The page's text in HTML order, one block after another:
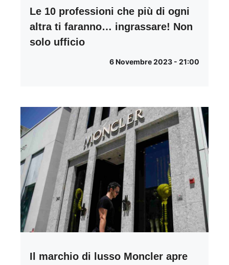
Le 10 professioni che più di ogni
altra ti faranno… ingrassare! Non
solo ufficio
6 Novembre 2023 - 21:00
Il marchio di lusso Moncler apre